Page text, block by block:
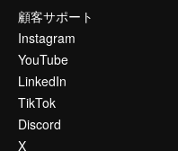
顧客サポート
Instagram
YouTube
LinkedIn
TikTok
Discord
X